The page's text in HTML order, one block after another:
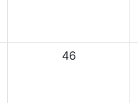
46